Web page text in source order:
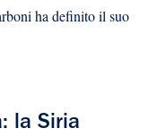
ha definito il suo
la Siria